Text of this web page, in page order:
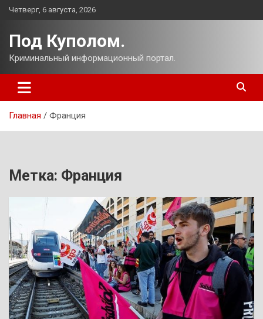
Перейти
Четверг, 6 августа, 2026
Под Куполом.
Криминальный информационный портал.
Главная Франция
Метка: Франция